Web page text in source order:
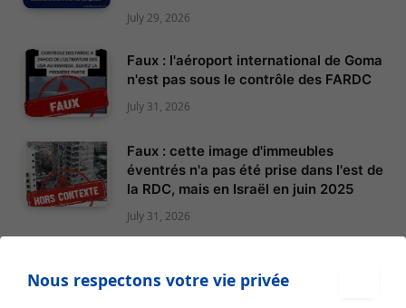
July 29, 2026
Faux : l'aéroport international de Goma
n'est pas sous le contrôle des FARDC
July 31, 2026
Faux : cette image d'immeubles
éventrés n'a pas été prise dans l'est de
la RDC, mais en Israël en juin 2025
July 31, 2026
comme un navire militaire congolais
Nous respectons votre vie privée